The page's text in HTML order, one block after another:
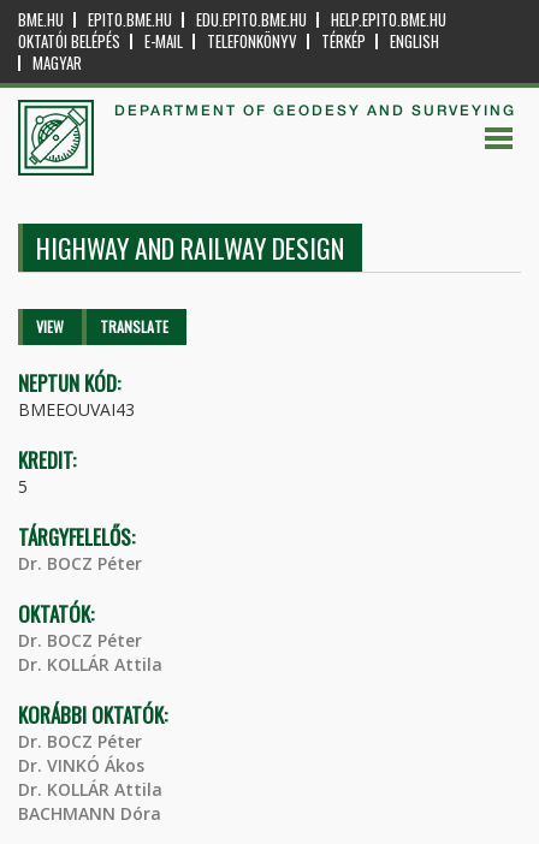
BME.HU EPITO.BME.HU EDU.EPITO.BME.HU
HELP.EPITO.BME.HU
OKTATÓI BELÉPÉS
E-MAIL TELEFONKÖNYV TÉRKÉP
ENGLISH
MAGYAR
DEPARTMENT OF GEODESY AND SURVEYING
HIGHWAY AND RAILWAY DESIGN
Primary tabs
VIEW (ACTIVETRANSLATE
NEPTUN KÓD:
BMEEOUVAI43
KREDIT:
5
TÁRGYFELELŐS:
Dr. BOCZ Péter
OKTATÓK:
Dr. BOCZ Péter
Dr. KOLLÁR Attila
KORÁBBI OKTATÓK:
Dr. BOCZ Péter
Dr. VINKÓ Ákos
Dr. KOLLÁR Attila
BACHMANN Dóra